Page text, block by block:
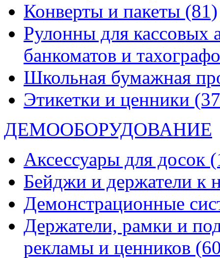
Конверты и пакеты (81)
Рулонны для кассовых
банкоматов и
Школьная бумажная
Этикетки и ценники
ДЕМООБОРУДОВАНИЕ
Аксессуары для досок
Бейджи и держатели к
Демонстрационные
Держатели, рамки и
рекламы и ценников